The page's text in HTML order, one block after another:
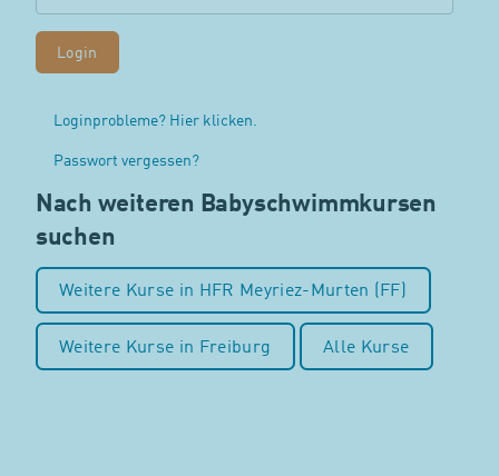
Loginprobleme? Hier klicken.
Passwort vergessen?
Nach weiteren Babyschwimmkursen
suchen
Weitere Kurse in HFR Meyriez-Murten (FF)
Weitere Kurse in Freiburg Alle Kurse